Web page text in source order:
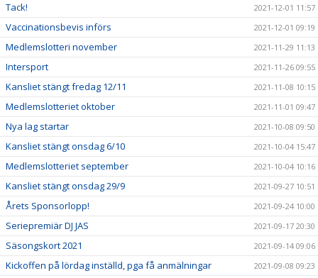
Tack! 2021-12-01 11:57
Vaccinationsbevis införs 2021-12-01 09:19
Medlemslotteri november 2021-11-29 11:13
Intersport 2021-11-26 09:55
Kansliet stängt fredag 12/11 2021-11-08 10:15
Medlemslotteriet oktober 2021-11-01 09:47
Nya lag startar 2021-10-08 09:50
Kansliet stängt onsdag 6/10 2021-10-04 15:47
Medlemslotteriet september 2021-10-04 10:16
Kansliet stängt onsdag 29/9 2021-09-27 10:51
Årets Sponsorlopp! 2021-09-24 10:00
Seriepremiär DJ JAS 2021-09-17 20:30
Säsongskort 2021 2021-09-14 09:06
Kickoffen på lördag inställd, pga få anmälningar 2021-09-08 09:23